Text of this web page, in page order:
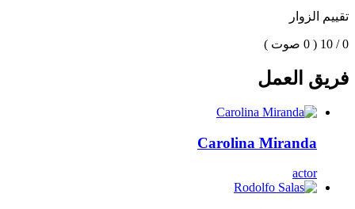
تقييم الزوار
0 / 10 ( 0 صوت )
فريق العمل
Carolina Miranda
actor